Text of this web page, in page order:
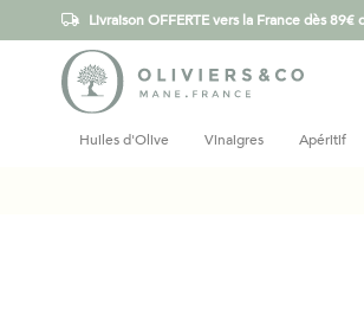
Livraison OFFERTE vers la France dès 89€
Huiles d'Olive Vinaigres Apéritif